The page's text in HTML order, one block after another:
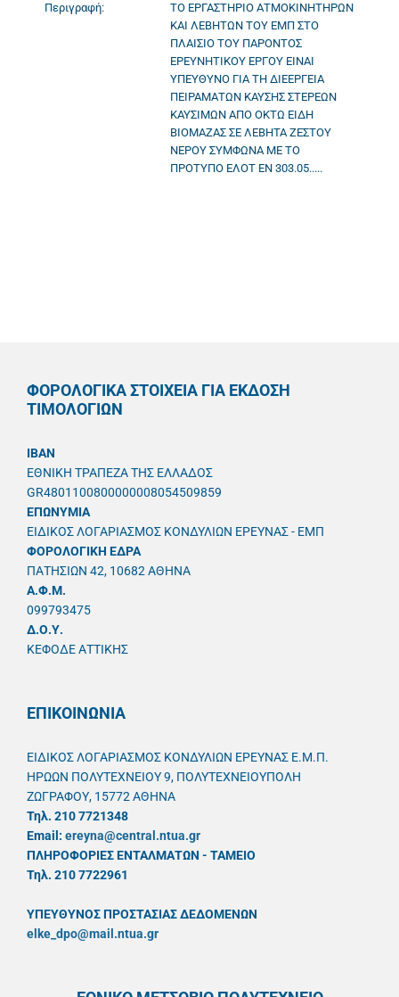
Περιγραφή:
ΤΟ ΕΡΓΑΣΤΗΡΙΟ ΑΤΜΟΚΙΝΗΤΗΡΩΝ
ΚΑΙ ΛΕΒΗΤΩΝ ΤΟΥ ΕΜΠ ΣΤΟ
ΠΛΑΙΣΙΟ ΤΟΥ ΠΑΡΟΝΤΟΣ
ΕΡΕΥΝΗΤΙΚΟΥ ΕΡΓΟΥ ΕΙΝΑΙ
ΥΠΕΥΘΥΝΟ ΓΙΑ ΤΗ ΔΙΕΕΡΓΕΙΑ
ΠΕΙΡΑΜΑΤΩΝ ΚΑΥΣΗΣ ΣΤΕΡΕΩΝ
ΚΑΥΣΙΜΩΝ ΑΠΟ ΟΚΤΩ ΕΙΔΗ
ΒΙΟΜΑΖΑΣ ΣΕ ΛΕΒΗΤΑ ΖΕΣΤΟΥ
ΝΕΡΟΥ ΣΥΜΦΩΝΑ ΜΕ ΤΟ
ΠΡΟΤΥΠΟ ΕΛΟΤ ΕΝ 303.05.....
ΦΟΡΟΛΟΓΙΚΑ ΣΤΟΙΧΕΙΑ ΓΙΑ ΕΚΔΟΣΗ
ΤΙΜΟΛΟΓΙΩΝ
IBAN
ΕΘΝΙΚΗ ΤΡΑΠΕΖΑ ΤΗΣ ΕΛΛΑΔΟΣ
GR4801100800000008054509859
ΕΠΩΝΥΜΙΑ
ΕΙΔΙΚΟΣ ΛΟΓΑΡΙΑΣΜΟΣ ΚΟΝΔΥΛΙΩΝ ΕΡΕΥΝΑΣ - ΕΜΠ
ΦΟΡΟΛΟΓΙΚΗ ΕΔΡΑ
ΠΑΤΗΣΙΩΝ 42, 10682 ΑΘΗΝΑ
A.Φ.Μ.
099793475
Δ.Ο.Υ.
ΚΕΦΟΔΕ ΑΤΤΙΚΗΣ
ΕΠΙΚΟΙΝΩΝΙΑ
ΕΙΔΙΚΟΣ ΛΟΓΑΡΙΑΣΜΟΣ ΚΟΝΔΥΛΙΩΝ ΕΡΕΥΝΑΣ Ε.Μ.Π.
ΗΡΩΩΝ ΠΟΛΥΤΕΧΝΕΙΟΥ 9, ΠΟΛΥΤΕΧΝΕΙΟΥΠΟΛΗ
ΖΩΓΡΑΦΟΥ, 15772 ΑΘΗΝΑ
Τηλ. 210 7721348
Email: ereyna@central.ntua.gr
ΠΛΗΡΟΦΟΡΙΕΣ ΕΝΤΑΛΜΑΤΩΝ - ΤΑΜΕΙΟ
Τηλ. 210 7722961
ΥΠΕΥΘYΝΟΣ ΠΡΟΣΤΑΣΙΑΣ ΔΕΔΟΜΕΝΩΝ
elke_dpo@mail.ntua.gr